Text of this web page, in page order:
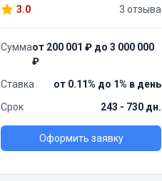
3.0 3 отзыва
Суммаот 200 001 ₽ до 3 000 000
₽
Ставка
от 0.11% до 1% в день
Срок
243 - 730 дн.
Оформить заявку